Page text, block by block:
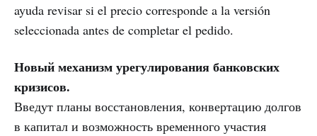
ayuda revisar si el precio corresponde a la versión
seleccionada antes de completar el pedido.
Новый механизм урегулирования банковских
кризисов.
Введут планы восстановления, конвертацию долгов
в капитал и возможность временного участия